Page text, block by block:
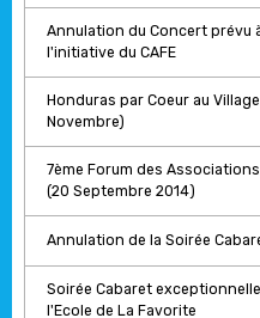
Annulation du Concert prévu
l'initiative du CAFE
Honduras par Coeur au
Novembre)
7ème Forum des
(20 Septembre 2014)
Annulation de la Soirée
Soirée Cabaret
l'Ecole de La Favorite